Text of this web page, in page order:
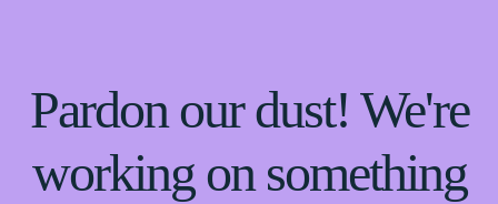
Pardon our dust! We're
working on something